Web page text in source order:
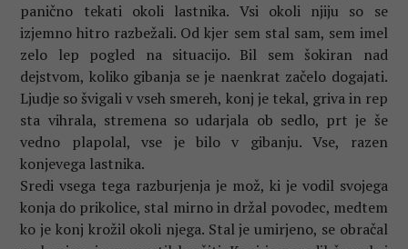
panično tekati okoli lastnika. Vsi okoli njiju so se
izjemno hitro razbežali. Od kjer sem stal sam, sem imel
zelo lep pogled na situacijo. Bil sem šokiran nad
dejstvom, koliko gibanja se je naenkrat začelo dogajati.
Ljudje so švigali v vseh smereh, konj je tekal, griva in rep
sta vihrala, stremena so udarjala ob sedlo, prt je še
vedno plapolal, vse je bilo v gibanju. Vse, razen
konjevega lastnika.
Sredi vsega tega razburjenja je mož, ki je vodil svojega
konja do prikolice, stal mirno in držal povodec, medtem
ko je konj krožil okoli njega. Stal je umirjeno, se obračal